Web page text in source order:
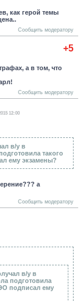
как герой темы
Сообщить модератору
+5
а в том, что
Сообщить модератору
12:00
в/у в
такого
ему экзамены?
а
Сообщить модератору
в/у в
подготовила
подписал ему